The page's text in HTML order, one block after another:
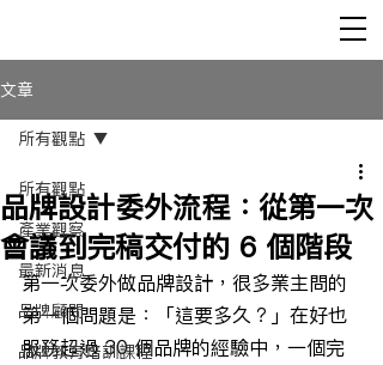
文章
所有觀點
產業觀察
最新消息
品牌顧問
品牌教育培訓課程
所有觀點
品牌設計委外流程：從第一次
會議到完稿交付的 6 個階段
第一次委外做品牌設計，很多業主問的
第一個問題是：「這要多久？」在好也
服務超過 30 個品牌的經驗中，一個完